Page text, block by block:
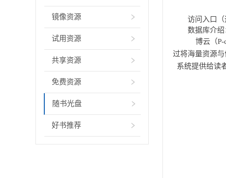
镜像资源
试用资源
共享资源
免费资源
随书光盘
好书推荐
访问入口（
数据库介绍
博云（
过将海量资源
系统提供给读